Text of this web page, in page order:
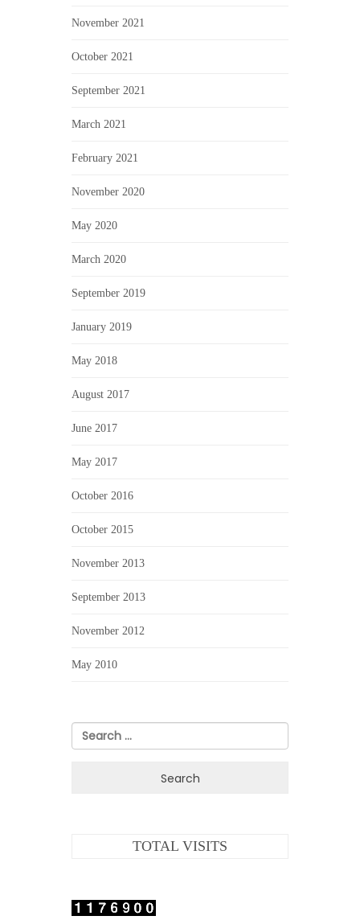
November 2021
October 2021
September 2021
March 2021
February 2021
November 2020
May 2020
March 2020
September 2019
January 2019
May 2018
August 2017
June 2017
May 2017
October 2016
October 2015
November 2013
September 2013
November 2012
May 2010
Search
for:
TOTAL VISITS